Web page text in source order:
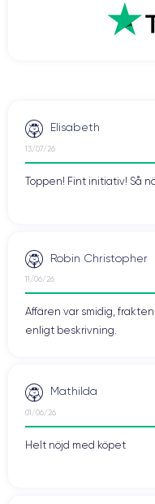
Elisabeth
13/07/26
Toppen! Fint initiativ! Så
Robin Christopher
11/06/26
Affären var smidig,
enligt beskrivning.
Mathilda
01/06/26
Helt nöjd med köpet